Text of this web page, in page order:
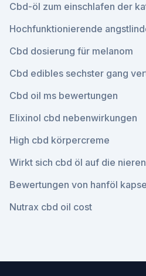
Cbd-öl zum einschlafen der
Hochfunktionierende
Cbd dosierung für melanom
Cbd edibles sechster gang
Cbd oil ms bewertungen
Elixinol cbd nebenwirkungen
High cbd körpercreme
Wirkt sich cbd öl auf die nieren
Bewertungen von hanföl
Nutrax cbd oil cost